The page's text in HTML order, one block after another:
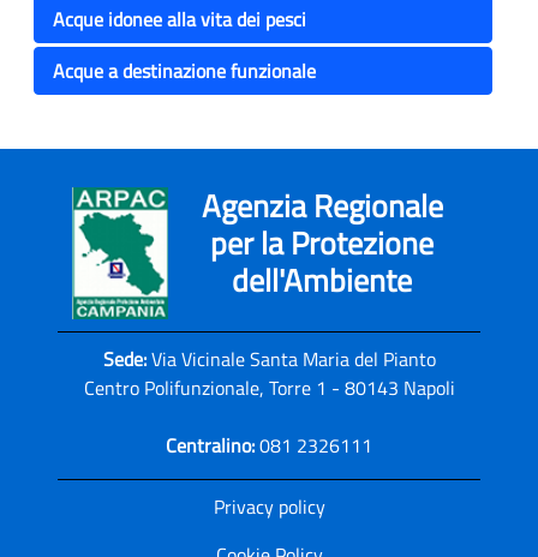
Acque idonee alla vita dei pesci
Acque a destinazione funzionale
Agenzia Regionale
per la Protezione
dell'Ambiente
Sede:Via Vicinale Santa Maria del Pianto
Centro Polifunzionale, Torre 1 - 80143 Napoli
Centralino:081 2326111
Privacy policy